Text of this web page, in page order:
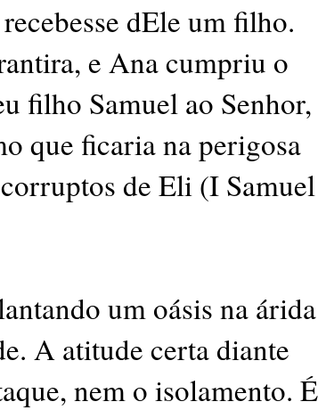
dEle um filho.
e Ana cumpriu o
filho Samuel ao Senhor,
que ficaria na perigosa
de Eli (I Samuel
um oásis na árida
A atitude certa diante
nem o isolamento. É